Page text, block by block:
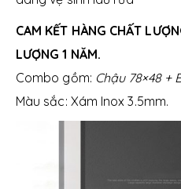
CAM KẾT HÀNG CHẤT
LƯỢNG 1 NĂM.
Combo gồm: Chậu 78×48 +
Màu sắc: Xám Inox 3.5mm.